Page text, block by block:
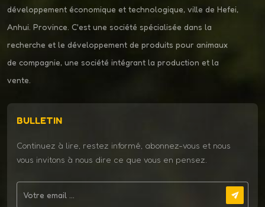
développement économique et technologique, ville de Hefei,
Anhui. Province. C'est une société spécialisée dans la
recherche et le développement de produits pour animaux
de compagnie, une société intégrant la production et la
vente.
BULLETIN
Continuez à lire, restez informé, abonnez-vous et nous
vous invitons à nous dire ce que vous en pensez.